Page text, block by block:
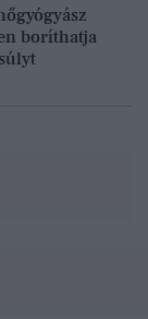
boríthatja